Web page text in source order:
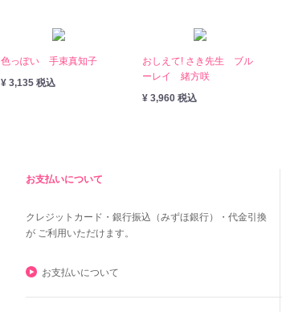
色っぽい 手束真知子
¥ 3,135 税込
おしえて! さき先生 ブル
ーレイ 緒方咲
¥ 3,960 税込
お支払いについて
クレジットカード・銀行振込（みずほ銀行）・代金引換
が ご利用いただけます。
お支払いについて